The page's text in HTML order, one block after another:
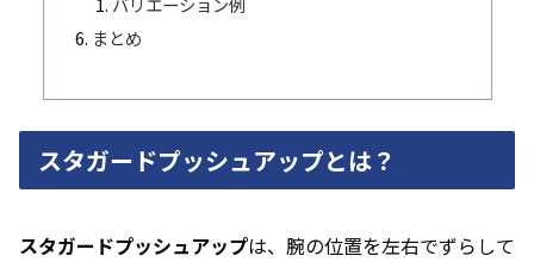
まとめ
スタガードプッシュアップとは？
スタガードプッシュアップは、腕の位置を左右でずらして